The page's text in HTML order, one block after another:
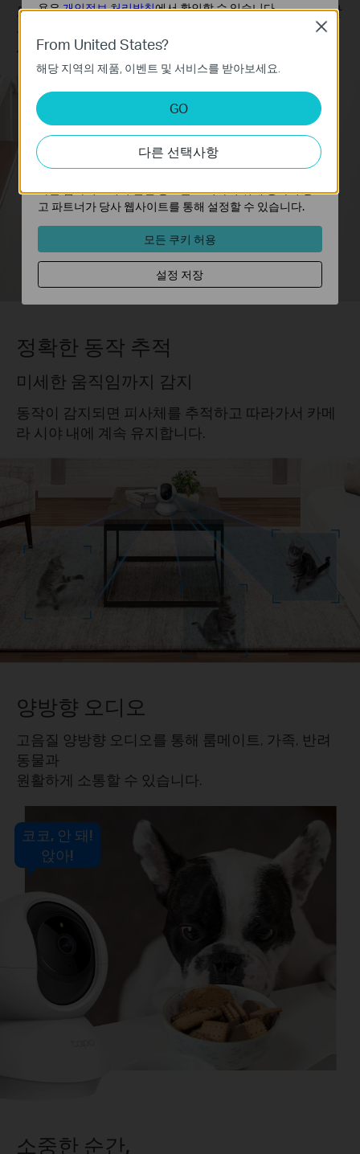
모니터링 집중 영역을 중심으로 여러 사용자 지정 활
생성하여 수신할 알림을 관리합니다.
정확한 동작 추적
미세한 움직임까지 감지
동작이 감지되면 피사체를 추적하고 따라가서 카메
라 시야 내에 계속 유지합니다.
양방향 오디오
고음질 양방향 오디오를 통해 룸메이트, 가족, 반려
동물과
원활하게 소통할 수 있습니다.
코코, 안 돼!
앉아!
소중한 순간,
From United States?
해당 지역의 제품, 이벤트 및 서비스를 받아보세요.
GO
다른 선택사항
Close
용은개인정보 처리방침에서 확인할 수 있습니다.
이 쿠키는 웹사이트가 작동하는 데 필요하며 사용자의 시
스템에서 비활성화할 수 없습니다.
분석 및 마케팅 쿠키
분석 쿠키는 웹사이트의 기능을 개선하고 조정하기 위해
웹사이트에서의 사용자 활동을 분석하는 데 사용하는 쿠키
입니다.
마케팅 쿠키는 귀하의 관심사에 대한 프로필을 생성하고
다른 웹사이트에서 관련 광고를 표시하기 위해 당사의 광
고 파트너가 당사 웹사이트를 통해 설정할 수 있습니다.
모든 쿠키 허용
설정 저장